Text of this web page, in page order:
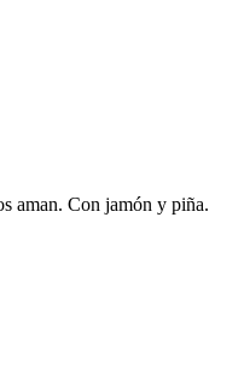
aman. Con jamón y piña.